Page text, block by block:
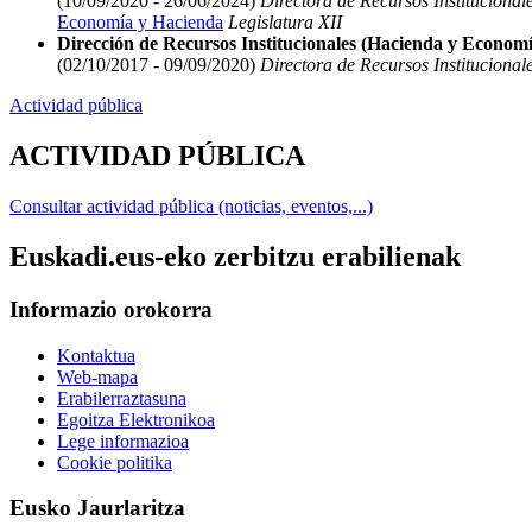
Economía y Hacienda Legislatura XII
Dirección de Recursos Institucionales (Hacienda y
(02/10/2017 - 09/09/2020) Directora de Recursos
Actividad pública
ACTIVIDAD PÚBLICA
Consultar actividad pública (noticias, eventos,...)
Euskadi.eus-eko zerbitzu erabilienak
Informazio orokorra
Kontaktua
Web-mapa
Erabilerraztasuna
Egoitza Elektronikoa
Lege informazioa
Cookie politika
Eusko Jaurlaritza